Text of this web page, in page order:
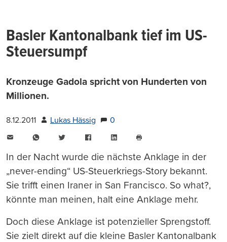
Basler Kantonalbank tief im US-
Steuersumpf
Kronzeuge Gadola spricht von Hunderten von
Millionen.
8.12.2011 Lukas Hässig
0
WhatsAppTwitter FacebookLinkedIn
drucken
In der Nacht wurde die nächste Anklage in der
„never-ending“ US-Steuerkriegs-Story bekannt.
Sie trifft einen Iraner in San Francisco. So what?,
könnte man meinen, halt eine Anklage mehr.
Doch diese Anklage ist potenzieller Sprengstoff.
Sie zielt direkt auf die kleine Basler Kantonalbank